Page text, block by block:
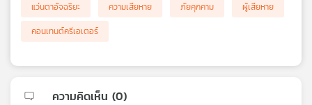
แว่นตาอัจฉริยะ
ความเสียหาย ภัยคุกคาม
ผู้เสียหาย
คอนเทนต์ครีเอเตอร์
ความคิดเห็น (0)